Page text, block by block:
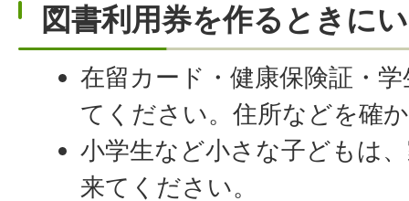
図書利用券を作るときに
在留カード・健康保険証・
てください。住所などを確
小学生など小さな子どもは
来てください。